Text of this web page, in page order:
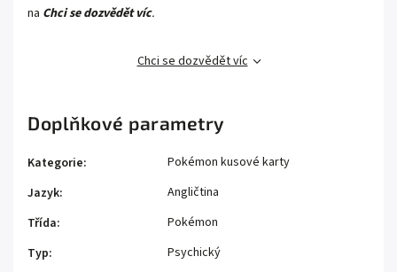
na Chci se dozvědět víc.
Chci se dozvědět víc
Doplňkové parametry
Kategorie:
Pokémon kusové karty
Jazyk:
Angličtina
Třída:
Pokémon
Typ:
Psychický